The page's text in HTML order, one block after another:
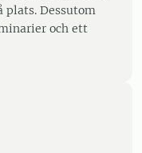
plats. Dessutom
och ett